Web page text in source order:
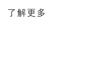
了解更多